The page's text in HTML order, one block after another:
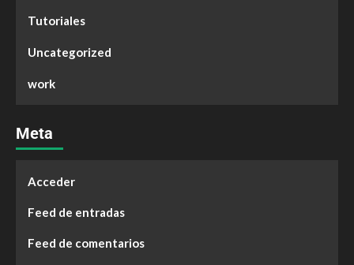
Tutoriales
Uncategorized
work
Meta
Acceder
Feed de entradas
Feed de comentarios